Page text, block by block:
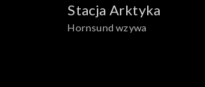
Stacja Arktyka
Hornsund wzywa